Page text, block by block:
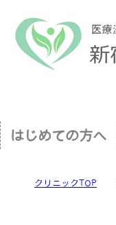
はじめての方へ
クリニックTOP